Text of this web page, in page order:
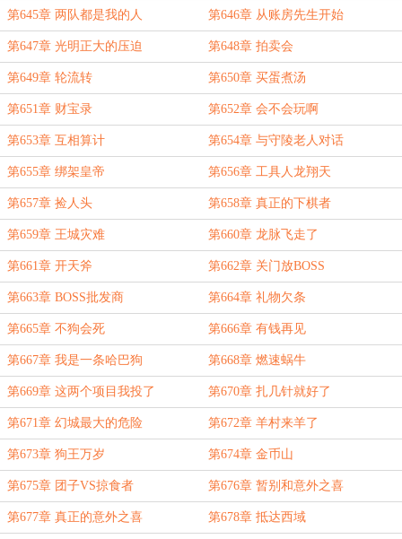
第645章 两队都是我的人 第646章 从账房先生开始
第647章 光明正大的压迫 第648章 拍卖会
第649章 轮流转 第650章 买蛋煮汤
第651章 财宝录 第652章 会不会玩啊
第653章 互相算计 第654章 与守陵老人对话
第655章 绑架皇帝 第656章 工具人龙翔天
第657章 捡人头 第658章 真正的下棋者
第659章 王城灾难 第660章 龙脉飞走了
第661章 开天斧 第662章 关门放BOSS
第663章 BOSS批发商 第664章 礼物欠条
第665章 不狗会死 第666章 有钱再见
第667章 我是一条哈巴狗 第668章 燃速蜗牛
第669章 这两个项目我投了 第670章 扎几针就好了
第671章 幻城最大的危险 第672章 羊村来羊了
第673章 狗王万岁 第674章 金币山
第675章 团子VS掠食者 第676章 暂别和意外之喜
第677章 真正的意外之喜 第678章 抵达西域